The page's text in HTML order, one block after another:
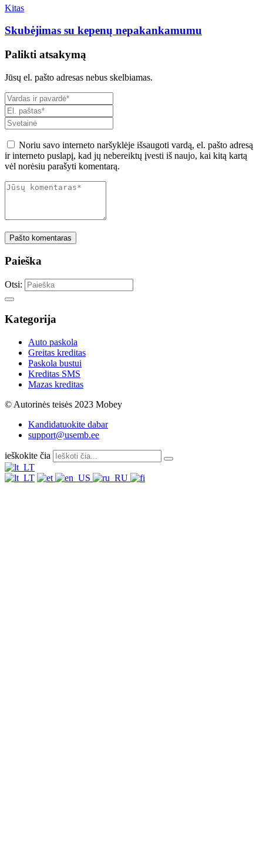
Kitas
Skubėjimas su kepenų nepakankamumu
Palikti atsakymą
Jūsų el. pašto adresas nebus skelbiamas.
Noriu savo interneto naršyklėje išsaugoti vardą, el. pašto adresą
ir interneto puslapį, kad jų nebereiktų įvesti iš naujo, kai kitą kartą
vėl norėsiu parašyti komentarą.
Pašto komentaras
Paieška
Otsi:
Kategorija
Auto paskola
Greitas kreditas
Paskola bustui
Kreditas SMS
Mazas kreditas
© Autorinės teisės 2023 Mobey
Kandidatuokite dabar
support@usemb.ee
ieškokite čia